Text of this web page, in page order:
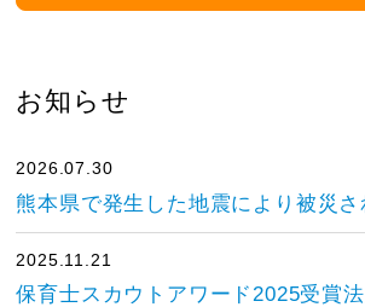
お知らせ
2026.07.30
熊本県で発生した地震により被災
2025.11.21
保育士スカウトアワード2025受賞法